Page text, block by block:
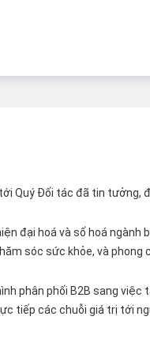
Quý Đối tác đã tin tưởng,
đại hoá và số hoá
sóc sức khỏe, và phong
phân phối B2B sang
tiếp các chuỗi giá trị tới